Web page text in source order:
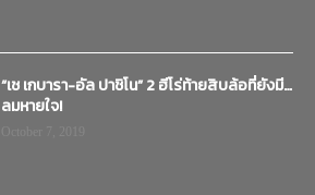
“เช เกบารา-อัล ปาชิโน” 2 ฮีโร่ท้ายสิบล้อที่ยังมี…
ลมหายใจ!